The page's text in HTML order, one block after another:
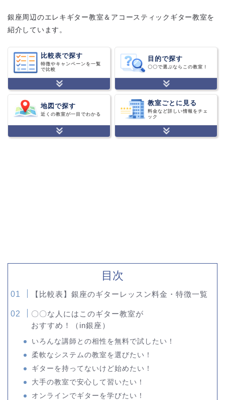
銀座周辺のエレキギター教室＆アコースティックギター教室を
紹介しています。
比較表で探す
特徴やキャンペーンを一覧
で比較
目的で探す
〇〇で選ぶならこの教室！
地図で探す
近くの教室が一目でわかる
教室ごとに見る
料金など詳しい情報をチェ
ック
目次
【比較表】銀座のギターレッスン料金・特徴一覧
〇〇な人にはこのギター教室が
おすすめ！（in銀座）
いろんな講師との相性を無料で試したい！
柔軟なシステムの教室を選びたい！
ギターを持ってないけど始めたい！
大手の教室で安心して習いたい！
オンラインでギターを学びたい！